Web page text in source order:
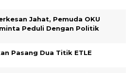
Jahat, Pemuda OKU
Peduli Dengan Politik
Pasang Dua Titik ETLE